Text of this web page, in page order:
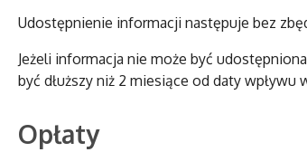
Udostępnienie informacji następuje bez
Jeżeli informacja nie może być
być dłuższy niż 2 miesiące od daty
Opłaty